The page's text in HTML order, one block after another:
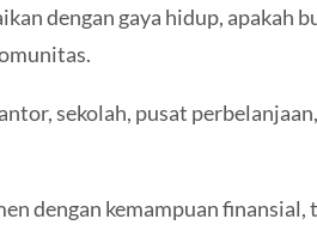
dengan gaya hidup, apakah
sekolah, pusat
dengan kemampuan finansial,